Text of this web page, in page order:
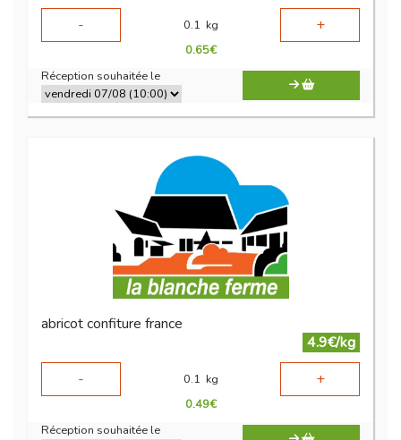
-
0.1 kg +
0.65€
Réception souhaitée le
abricot confiture france
4.9€/kg
-
0.1 kg +
0.49€
Réception souhaitée le